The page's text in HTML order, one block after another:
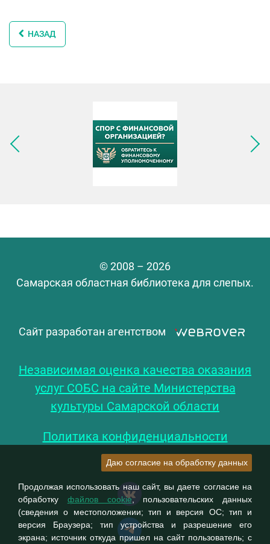
НАЗАД
Следующее изображение
© 2008 – 2026
Самарская областная библиотека для слепых.
Сайт разработан агентством
Независимая оценка качества оказания
услуг СОБС на сайте Министерства
культуры Самарской области
Политика конфиденциальности
Даю согласие на обработку данных
Продолжая использовать наш сайт, вы даете согласие на
обработку файлов cookie, пользовательских данных
(сведения о местоположении; тип и версия ОС; тип и
версия Браузера; тип устройства и разрешение его
экрана; источник откуда пришел на сайт пользователь; с